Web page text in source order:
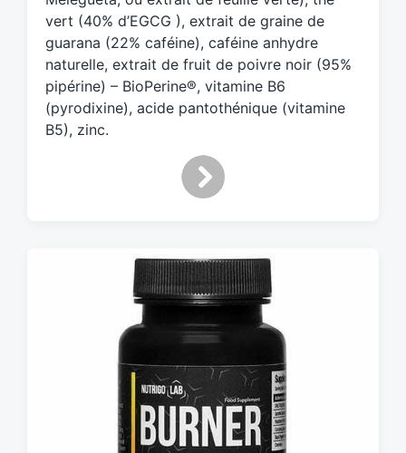
vert (40% d’EGCG ), extrait de graine de
guarana (22% caféine), caféine anhydre
naturelle, extrait de fruit de poivre noir (95%
pipérine) – BioPerine®, vitamine B6
(pyrodixine), acide pantothénique (vitamine
B5), zinc.